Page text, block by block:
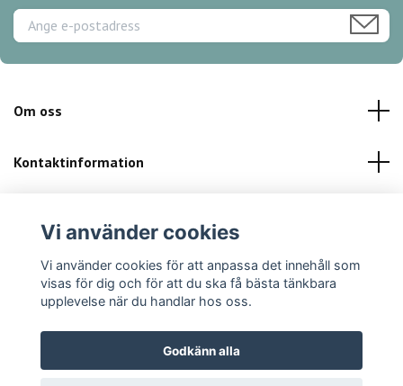
Om oss
Kontaktinformation
Sociala medier
Vi använder cookies
Vi använder cookies för att anpassa det innehåll som
visas för dig och för att du ska få bästa tänkbara
upplevelse när du handlar hos oss.
Godkänn alla